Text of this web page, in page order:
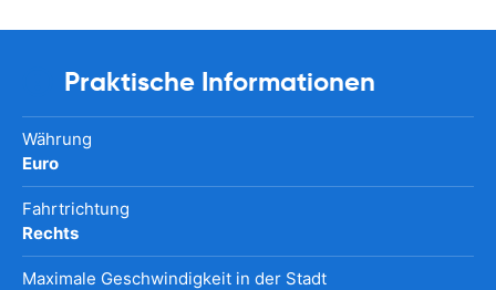
Praktische Informationen
Währung
Euro
Fahrtrichtung
Rechts
Maximale Geschwindigkeit in der Stadt